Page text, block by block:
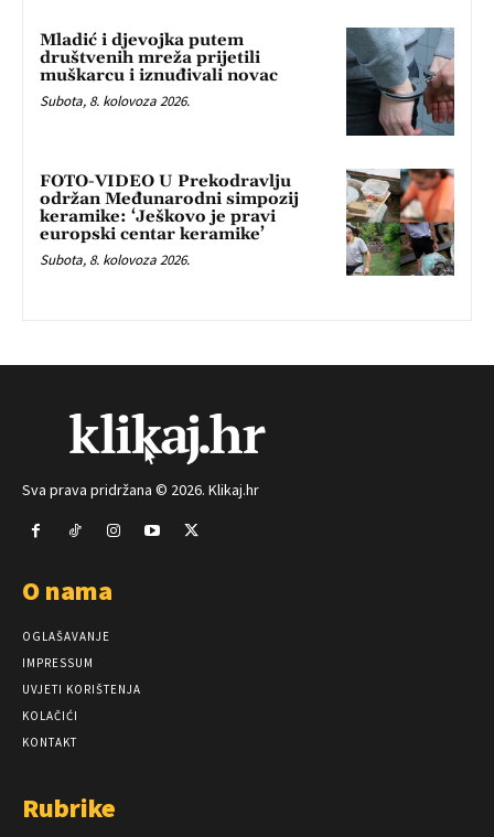
Mladić i djevojka putem
društvenih mreža prijetili
muškarcu i iznuđivali novac
Subota, 8. kolovoza 2026.
FOTO-VIDEO U Prekodravlju
održan Međunarodni simpozij
keramike: ‘Ješkovo je pravi
europski centar keramike’
Subota, 8. kolovoza 2026.
Sva prava pridržana © 2026. Klikaj.hr
O nama
OGLAŠAVANJE
IMPRESSUM
UVJETI KORIŠTENJA
KOLAČIĆI
KONTAKT
Rubrike